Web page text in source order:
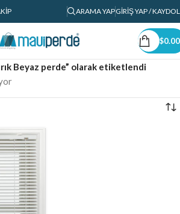
ARAMA YAPGIRIŞ YAP / KAYDOL
$0.00
Beyaz perde” olarak etiketlendi